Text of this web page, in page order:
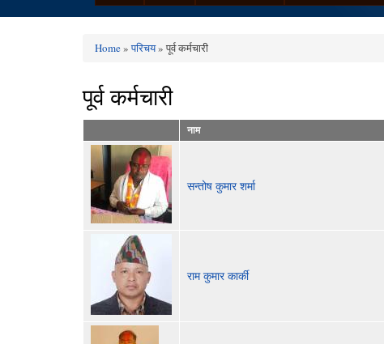
Home»परिचय» पूर्व कर्मचारी
पूर्व कर्मचारी
नाम
सन्तोष कुमार शर्मा
राम कुमार कार्की